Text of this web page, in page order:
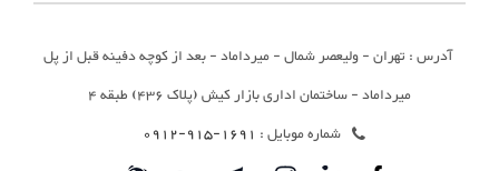
آدرس : تهران - ولیعصر شمال - میرداماد - بعد از کوچه دفینه قبل از پل
میرداماد - ساختمان اداری بازار کیش (پلاک 436) طبقه 4
شماره موبایل : 1691-915-0912